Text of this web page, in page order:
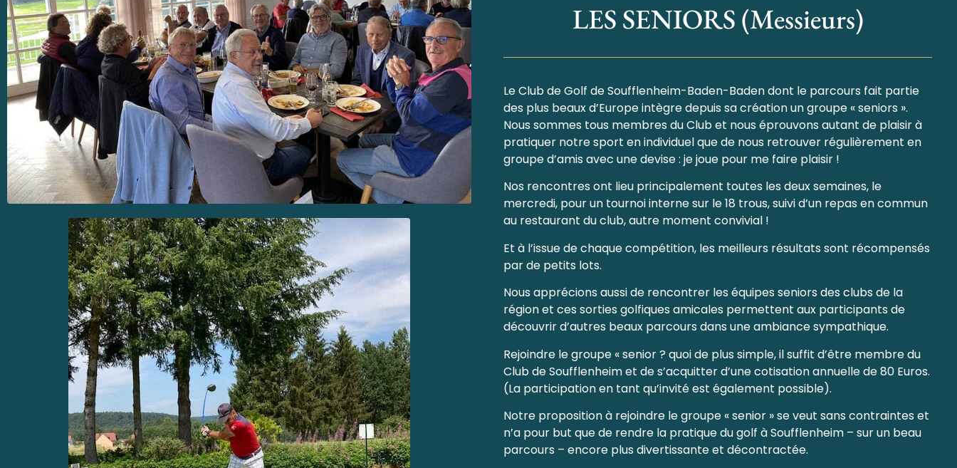
LES SENIORS (Messieurs)
Le Club de Golf de Soufflenheim-Baden-Baden dont le parcours fait partie
des plus beaux d’Europe intègre depuis sa création un groupe « seniors ».
Nous sommes tous membres du Club et nous éprouvons autant de plaisir à
pratiquer notre sport en individuel que de nous retrouver régulièrement en
groupe d’amis avec une devise : je joue pour me faire plaisir !
Nos rencontres ont lieu principalement toutes les deux semaines, le
mercredi, pour un tournoi interne sur le 18 trous, suivi d’un repas en commun
au restaurant du club, autre moment convivial !
Et à l’issue de chaque compétition, les meilleurs résultats sont récompensés
par de petits lots.
Nous apprécions aussi de rencontrer les équipes seniors des clubs de la
région et ces sorties golfiques amicales permettent aux participants de
découvrir d’autres beaux parcours dans une ambiance sympathique.
Rejoindre le groupe « senior ? quoi de plus simple, il suffit d’être membre du
Club de Soufflenheim et de s’acquitter d’une cotisation annuelle de 80 Euros.
(La participation en tant qu’invité est également possible).
Notre proposition à rejoindre le groupe « senior » se veut sans contraintes et
n’a pour but que de rendre la pratique du golf à Soufflenheim – sur un beau
parcours – encore plus divertissante et décontractée.